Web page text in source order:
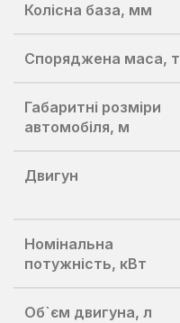
Колісна база, мм
Споряджена маса, т
Габаритні розміри
автомобіля, м
Двигун
Номінальна
потужність, кВт
Об`єм двигуна, л